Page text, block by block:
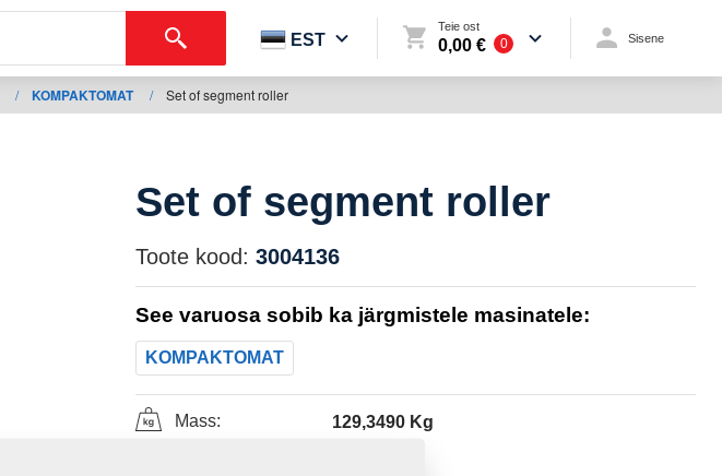
EST
Teie ost
0,00 € 0 Sisene
/ KOMPAKTOMAT / Set of segment roller
Set of segment roller
Toote kood: 3004136
See varuosa sobib ka järgmistele masinatele:
KOMPAKTOMAT
Mass: 129,3490 Kg